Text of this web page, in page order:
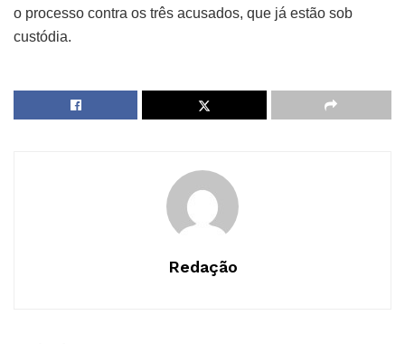
o processo contra os três acusados, que já estão sob
custódia.
Redação